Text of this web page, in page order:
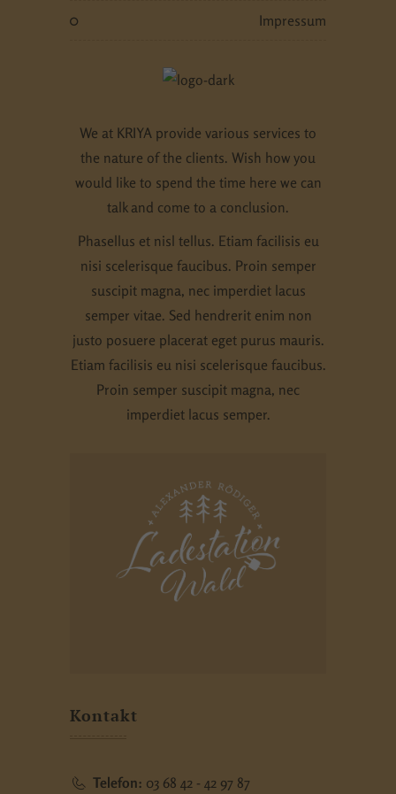
impressum
We at KRIYA provide various services to
the nature of the clients. Wish how you
would like to spend the time here we can
talk and come to a conclusion.
Phasellus et nisl tellus. Etiam facilisis eu
nisi scelerisque faucibus. Proin semper
suscipit magna, nec imperdiet lacus
semper vitae. Sed hendrerit enim non
justo posuere placerat eget purus mauris.
Etiam facilisis eu nisi scelerisque faucibus.
Proin semper suscipit magna, nec
imperdiet lacus semper.
Kontakt
Telefon: 03 68 42 - 42 97 87
verwendeten Cookies. Sie können Ihre
Einwilligung zu ganzen Kategorien geben oder
Zurück Nur essenzielle Cookies akzeptieren
Essenziell (1)
sind für die einwandfreie Funktion der Website erforderlich.
Cookie-Informationen anzeigen
Externe Medien (5)
Inhalte von Videoplattformen und Social-Media-Plattformen
werden standardmäßig blockiert. Wenn Cookies von externen
keiner manuellen Einwilligung mehr.
Cookie-Informationen anzeigen
Datenschutzerklärung